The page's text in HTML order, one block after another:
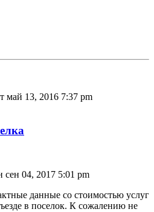
май 13, 2016 7:37 pm
сен 04, 2017 5:01 pm
данные со стоимостью услуг
в поселок. К сожалению не